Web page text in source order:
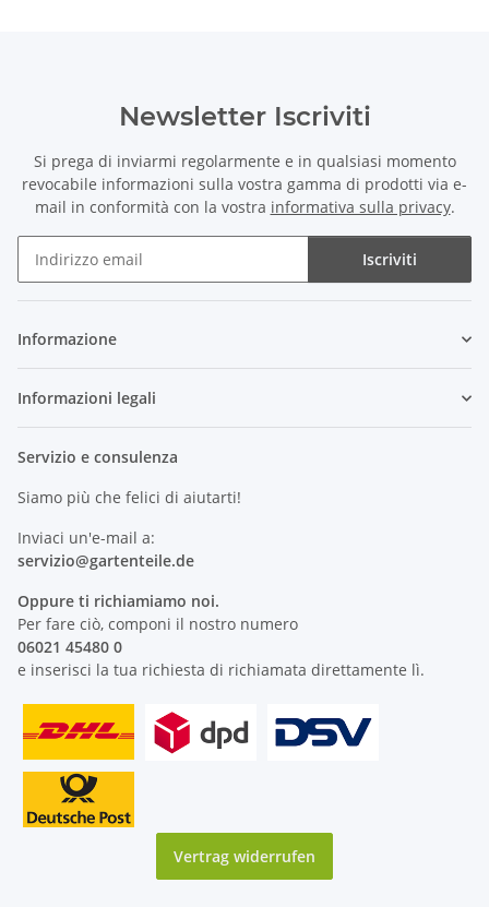
Newsletter Iscriviti
Si prega di inviarmi regolarmente e in qualsiasi momento
revocabile informazioni sulla vostra gamma di prodotti via e-
mail in conformità con la vostra informativa sulla privacy.
Iscriviti
Informazione
Informazioni legali
Servizio e consulenza
Siamo più che felici di aiutarti!
Inviaci un'e-mail a:
servizio@gartenteile.de
Oppure ti richiamiamo noi.
Per fare ciò, componi il nostro numero
06021 45480 0
e inserisci la tua richiesta di richiamata direttamente lì.
Vertrag widerrufen